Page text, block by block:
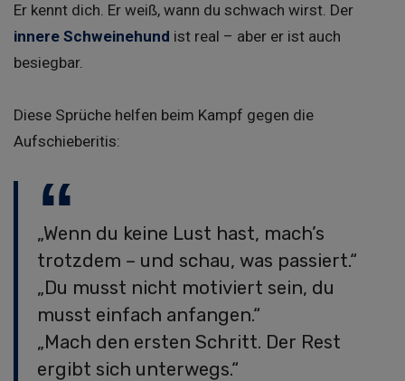
Er kennt dich. Er weiß, wann du schwach wirst. Der
innere Schweinehund ist real – aber er ist auch
besiegbar.
Diese Sprüche helfen beim Kampf gegen die
Aufschieberitis:
„Wenn du keine Lust hast, mach’s
trotzdem – und schau, was passiert.“
„Du musst nicht motiviert sein, du
musst einfach anfangen.“
„Mach den ersten Schritt. Der Rest
ergibt sich unterwegs.“